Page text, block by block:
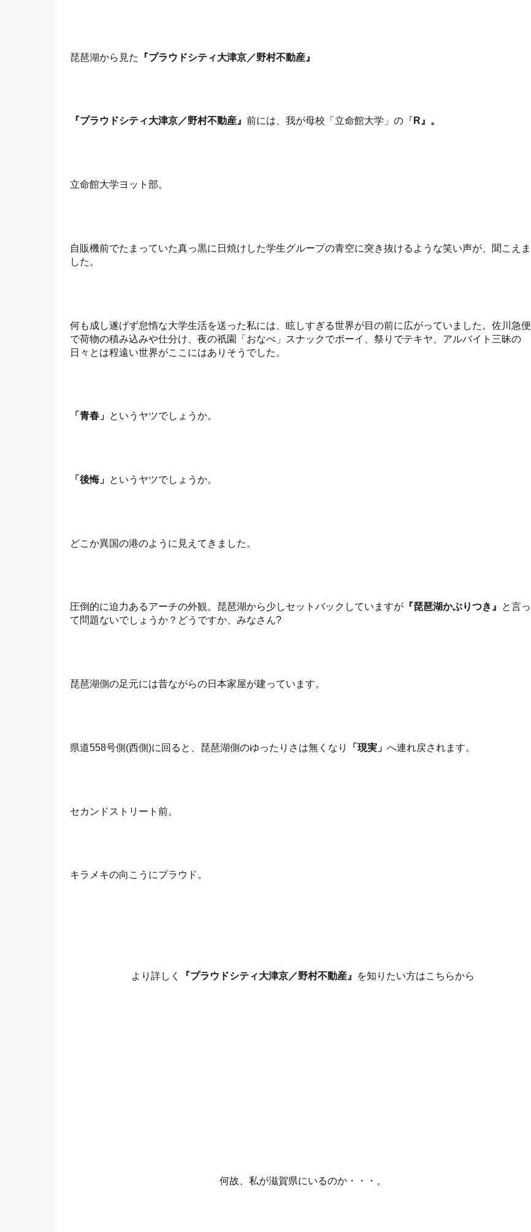
琵琶湖から見た 『プラウドシティ大津京／野村不動産』
『プラウドシティ大津京／野村不動産』 前には、我が母校「立命館大学」の『 R』。
立命館大学ヨット部。
自販機前でたまっていた真っ黒に日焼けした学生グループの青空に突き抜けるような笑い声が、聞こえま
した。
何も成し遂げず怠惰な大学生活を送った私には、眩しすぎる世界が目の前に広がっていました。佐川急便
で荷物の積み込みや仕分け、夜の祇園「おなべ」スナックでボーイ、祭りでテキヤ、アルバイト三昧の
日々とは程遠い世界がここにはありそうでした。
「青春」 というヤツでしょうか。
「後悔」 というヤツでしょうか。
どこか異国の港のように見えてきました。
圧倒的に迫力あるアーチの外観。琵琶湖から少しセットバックしていますが 『琵琶湖かぶりつき』
と言っ
て問題ないでしょうか？どうですか、みなさん?
琵琶湖側の足元には昔ながらの日本家屋が建っています。
県道558号側(西側)に回ると、琵琶湖側のゆったりさは無くなり 「現実」 へ連れ戻されます。
セカンドストリート前。
キラメキの向こうにプラウド。
より詳しく 『プラウドシティ大津京／野村不動産』 を知りたい方はこちらから
何故、私が滋賀県にいるのか・・・。